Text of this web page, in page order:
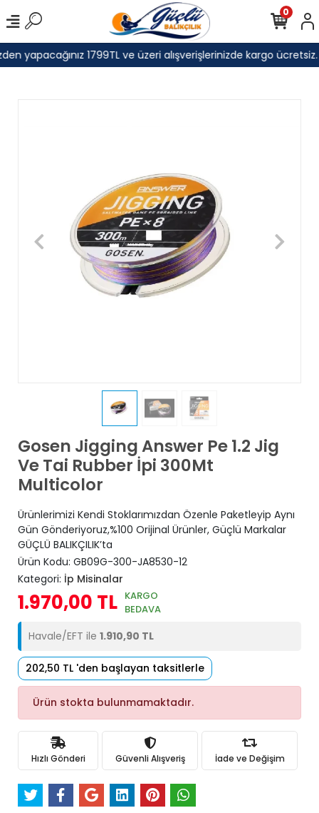
yapacağınız 1799TL ve üzeri alışverişlerinizde kargo ücretsiz.
0
Gosen Jigging Answer Pe 1.2 Jig
Ve Tai Rubber İpi 300Mt
Multicolor
Ürünlerimizi Kendi Stoklarımızdan Özenle Paketleyip Aynı
Gün Gönderiyoruz,%100 Orijinal Ürünler, Güçlü Markalar
GÜÇLÜ BALIKÇILIK’ta
Ürün Kodu: GB09G-300-JA8530-12
Kategori: İp Misinalar
1.970,00 TL KARGO
BEDAVA
Havale/EFT ile 1.910,90 TL
202,50 TL 'den başlayan taksitlerle
Ürün stokta bulunmamaktadır.
Hızlı Gönderi Güvenli Alışveriş İade ve Değişim